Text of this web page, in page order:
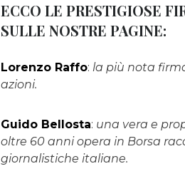
ECCO LE PRESTIGIOSE
SULLE NOSTRE PAGINE:
Lorenzo Raffo: la più nota
azioni.
Guido Bellosta: una vera e
oltre 60 anni opera in Borsa
giornalistiche italiane.